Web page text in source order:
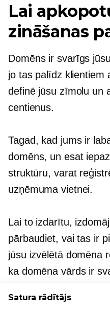
Lai
zināšanas
Domēns ir svarīgs
jo ​​tas palīdz klientiem
definē jūsu zīmolu un
centienus.
Tagad, kad jums ir
domēns, un esat
struktūru, varat
uzņēmuma vietnei.
Lai to izdarītu,
pārbaudiet, vai tas ir
jūsu izvēlētā domēna
ka domēna vārds ir
saprātīgi.
Satura rādītājs